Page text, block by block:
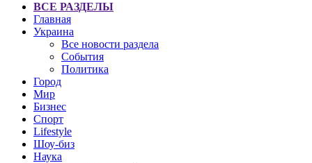
ВСЕ РАЗДЕЛЫ
Главная
Украина
Все новости раздела
События
Политика
Город
Мир
Бизнес
Спорт
Lifestyle
Шоу-биз
Наука